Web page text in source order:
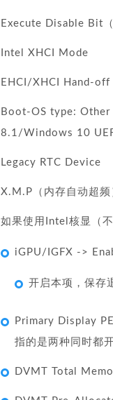
Execute Disable Bit
Intel XHCI Mode
EHCI/XHCI Hand-off
Boot-OS type: Other
8.1/Windows 10
Legacy RTC Device
X.M.P（内存自动超频
如果使用Intel核显（
iGPU/IGFX ->
开启本项，保存
Primary Display
指的是两种同时都开
DVMT Total